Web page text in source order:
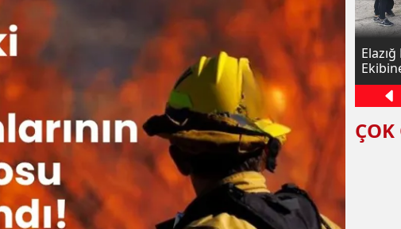
Traktör
4 Aracı
Palu’da Acı Olay: Murat Nehri’ne Giren
Baba Hayatını Kaybetti